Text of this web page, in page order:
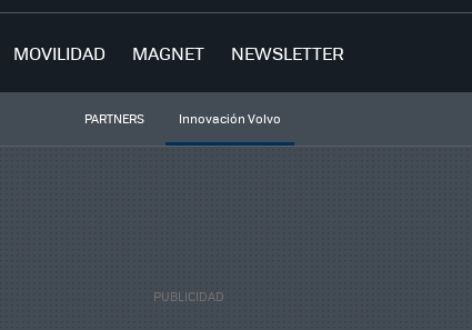
MOVILIDAD MAGNET NEWSLETTER
PARTNERS Innovación Volvo